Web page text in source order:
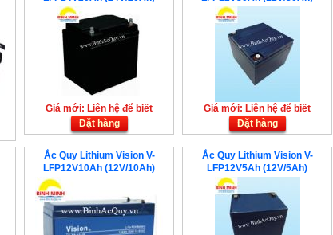
Giá mới: Liên hệ để biết
Đặt hàng
Giá mới: Liên hệ để biết
Đặt hàng
Ắc Quy Lithium Vision V-
LFP12V10Ah (12V/10Ah)
Ắc Quy Lithium Vision V-
LFP12V5Ah (12V/5Ah)